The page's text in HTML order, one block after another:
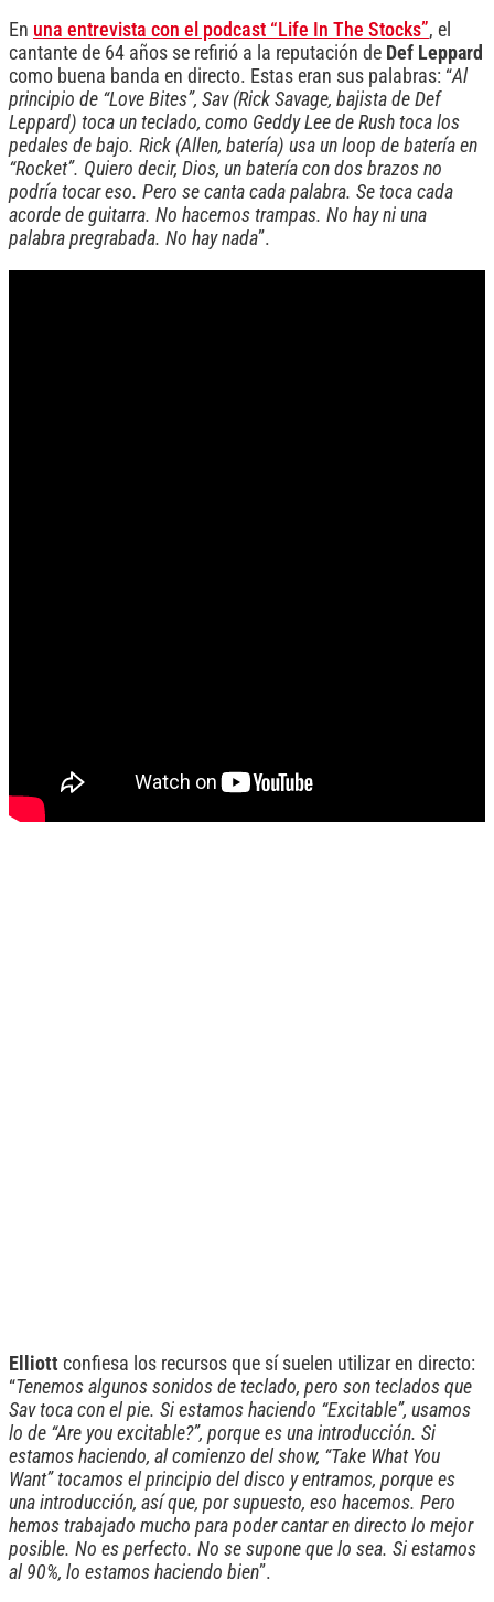
En una entrevista con el podcast “Life In The Stocks”, el
cantante de 64 años se refirió a la reputación de Def Leppard
como buena banda en directo. Estas eran sus palabras: “Al
principio de “Love Bites”, Sav (Rick Savage, bajista de Def
Leppard) toca un teclado, como Geddy Lee de Rush toca los
pedales de bajo. Rick (Allen, batería) usa un loop de batería en
“Rocket”. Quiero decir, Dios, un batería con dos brazos no
podría tocar eso. Pero se canta cada palabra. Se toca cada
acorde de guitarra. No hacemos trampas. No hay ni una
palabra pregrabada. No hay nada”.
Elliott confiesa los recursos que sí suelen utilizar en directo:
“Tenemos algunos sonidos de teclado, pero son teclados que
Sav toca con el pie. Si estamos haciendo “Excitable”, usamos
lo de “Are you excitable?”, porque es una introducción. Si
estamos haciendo, al comienzo del show, “Take What You
Want” tocamos el principio del disco y entramos, porque es
una introducción, así que, por supuesto, eso hacemos. Pero
hemos trabajado mucho para poder cantar en directo lo mejor
posible. No es perfecto. No se supone que lo sea. Si estamos
al 90%, lo estamos haciendo bien”.